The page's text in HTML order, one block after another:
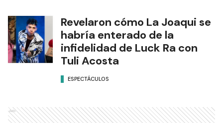
Revelaron cómo La Joaqui se
habría enterado de la
infidelidad de Luck Ra con
Tuli Acosta
ESPECTÁCULOS
Ads